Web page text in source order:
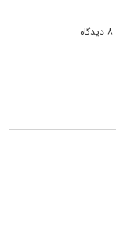
۸ دیدگاه